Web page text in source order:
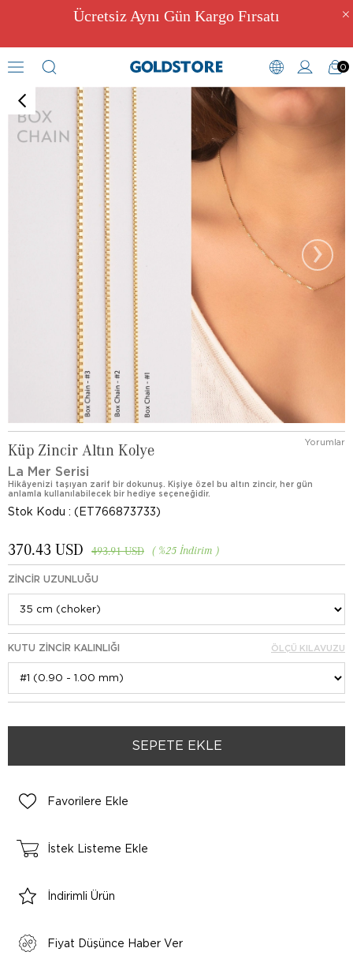
Ücretsiz Aynı Gün Kargo Fırsatı
0
Zincir Kolyeler
›
Küp Zincir Altın Kolye Yorumlar
La Mer Serisi
Hikâyenizi taşıyan zarif bir dokunuş. Kişiye özel bu altın zincir, her gün
anlamla kullanılabilecek bir hediye seçeneğidir.
Stok Kodu (ET766873733)
%25 İndirim
493.91 USD
370.43 USD
ZINCIR UZUNLUĞU
KUTU ZINCIR KALINLIĞI ÖLÇÜ KILAVUZU
Favorilere Ekle
İstek Listeme Ekle
İndirimli Ürün
Fiyat Düşünce Haber Ver